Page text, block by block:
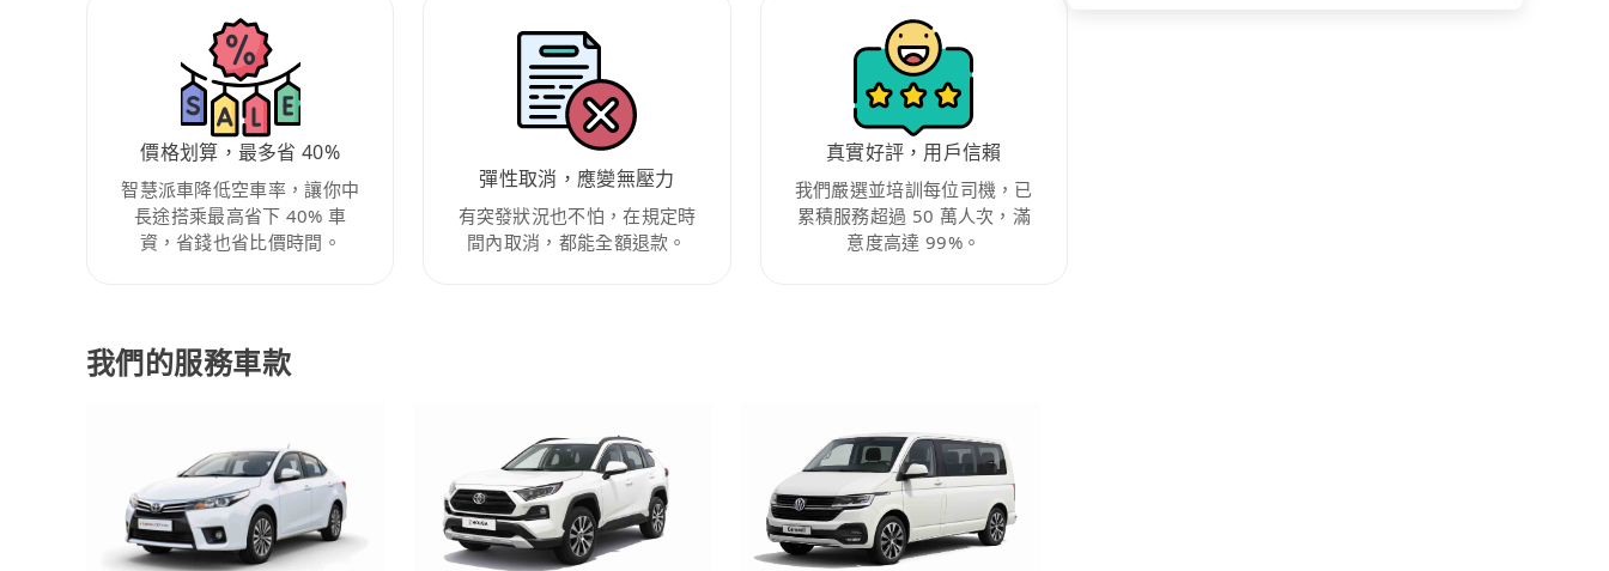
價格划算，最多省 40%
智慧派車降低空車率，讓你中
長途搭乘最高省下 40% 車
資，省錢也省比價時間。
彈性取消，應變無壓力
有突發狀況也不怕，在規定時
間內取消，都能全額退款。
真實好評，用戶信賴
我們嚴選並培訓每位司機，已
累積服務超過 50 萬人次，滿
意度高達 99%。
我們的服務車款